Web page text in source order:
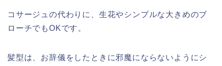
コサージュの代わりに、生花やシンプルな大きめのブ
ローチでもOKです。
髪型は、お辞儀をしたときに邪魔にならないようにシ